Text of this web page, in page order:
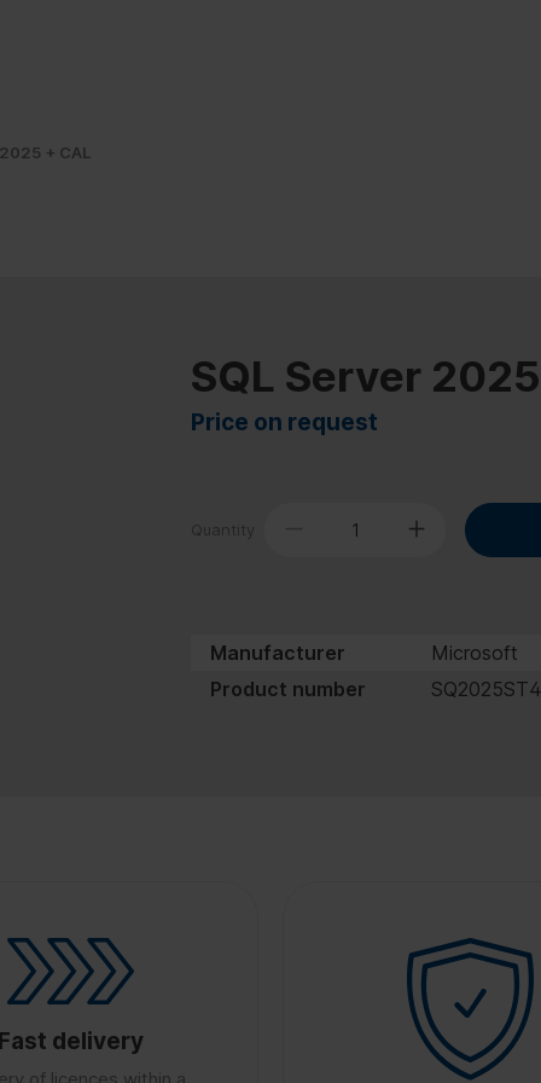
+ CAL
SQL Server
Price on request
Quantity
Manufacturer
Microsoft
Product number
Fast delivery